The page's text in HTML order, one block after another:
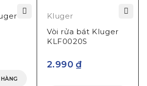
của vòi rửa Kluger mang đến khả
sạch, chống trầy xước và ăn mòn,
vi khuẩn. Thân vòi được cấu
tận hưởng vòi bếp sáng bóng,
Kluger
Vòi rửa bát Kluger
KLF0020S
2.990₫